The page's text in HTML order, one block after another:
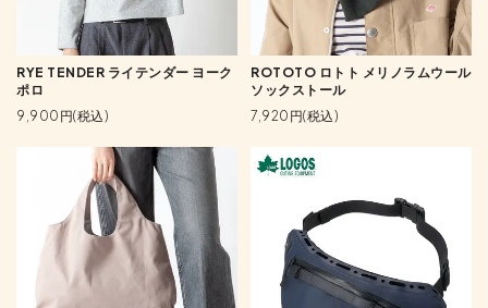
RYE TENDER ライテンダー ヨーク
ポロ
9,900円(税込)
ROTOTO ロトト メリノラムウール
ソックストール
7,920円(税込)